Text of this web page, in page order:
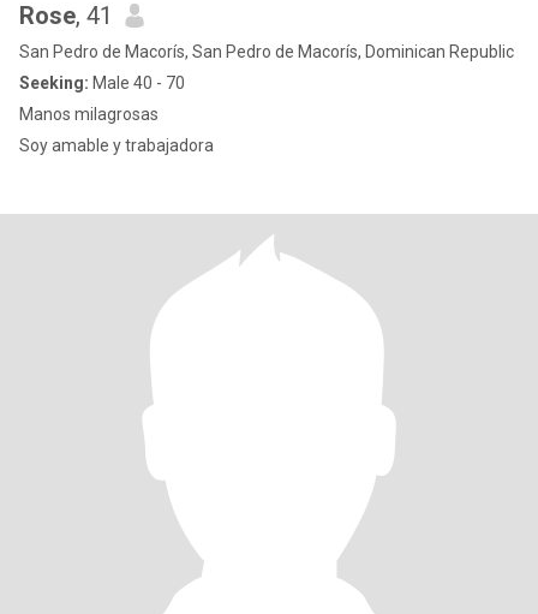
Rose, 41
San Pedro de Macorís, San Pedro de Macorís, Dominican Republic
Seeking: Male 40 - 70
Manos milagrosas
Soy amable y trabajadora